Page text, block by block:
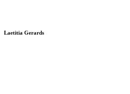
Laetitia Gerards